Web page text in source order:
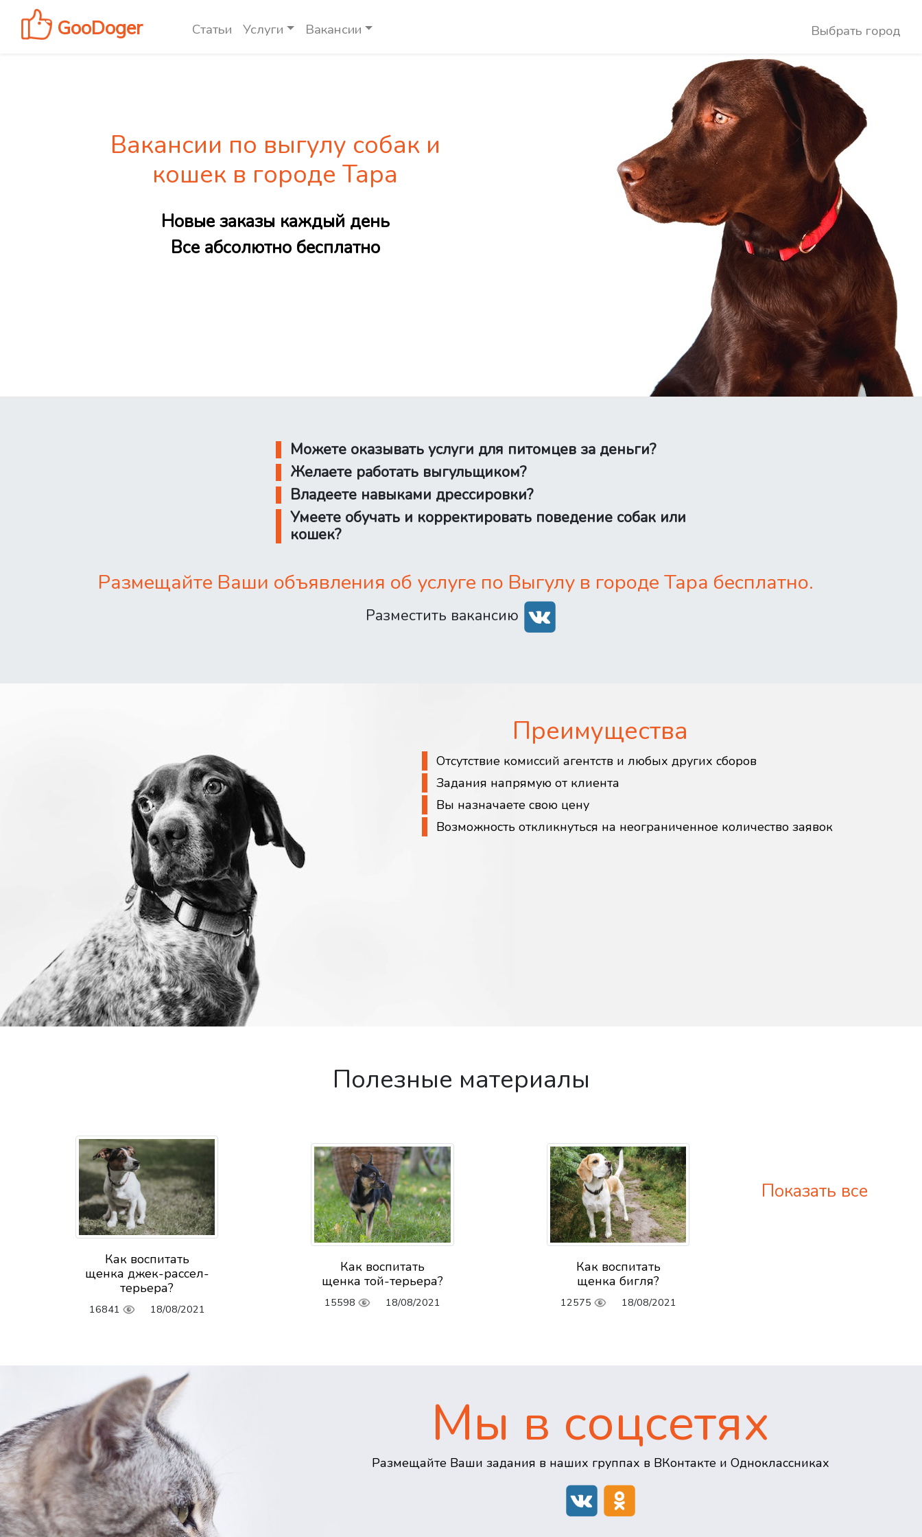
GooDoger Статьи Услуги Вакансии Выбрать город
Вакансии по выгулу собак и
кошек в городе Тара
Новые заказы каждый день
Все абсолютно бесплатно
Можете оказывать услуги для питомцев за деньги?
Желаете работать выгульщиком?
Владеете навыками дрессировки?
Умеете обучать и корректировать поведение собак или
кошек?
Размещайте Ваши объявления об услуге по Выгулу в городе Тара бесплатно.
Разместить вакансию
Преимущества
Отсутствие комиссий агентств и любых других сборов
Задания напрямую от клиента
Вы назначаете свою цену
Возможность откликнуться на неограниченное количество заявок
Полезные материалы
Как воспитать
щенка джек-рассел-
терьера?
16841 18/08/2021
Как воспитать
щенка той-терьера?
15598 18/08/2021
Как воспитать
щенка бигля?
12575 18/08/2021
Показать все
Мы в соцсетях
Размещайте Ваши задания в наших группах в ВКонтакте и Одноклассниках